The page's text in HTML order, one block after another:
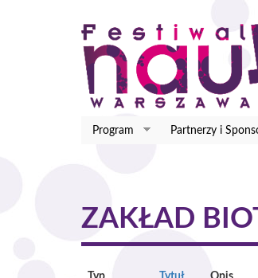
Program Partnerzy i
ZAKŁAD